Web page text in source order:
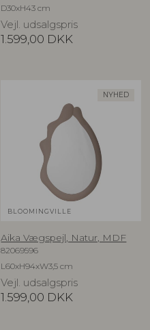
D30xH43 cm
Vejl. udsalgspris
1.599,00 DKK
NYHED
BLOOMINGVILLE
Aika Vægspejl, Natur, MDF
82069596
L60xH94xW3,5 cm
Vejl. udsalgspris
1.599,00 DKK